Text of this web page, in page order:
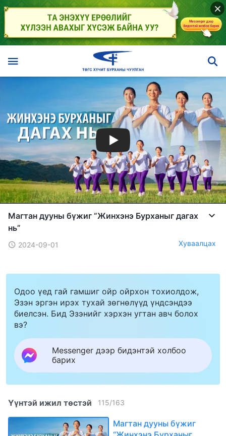
Магтан дууны бүжиг “Жинхэнэ Бурханыг дагах
нь”
2024-09-01 Хуваалцах
Одоо үед гай гамшиг ойр ойрхон тохиолдож,
Эзэн эргэн ирэх тухай зөгнөлүүд үндсэндээ
биелсэн. Бид Эзэнийг хэрхэн угтан авч болох
вэ?
Messenger дээр бидэнтэй холбоо
барих
Үүнтэй ижил төстэй 115/163
Магтан дууны бүжиг